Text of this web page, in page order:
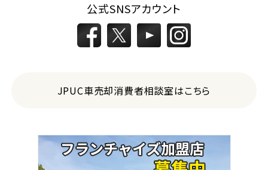
公式SNSアカウント
JPUC車売却消費者相談室はこちら